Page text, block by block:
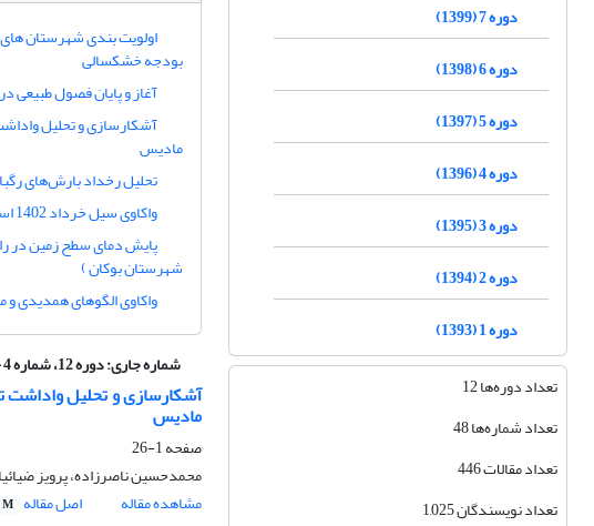
دوره 7 (1399)
دوره 6 (1398)
دوره 5 (1397)
دوره 4 (1396)
دوره 3 (1395)
دوره 2 (1394)
دوره 1 (1393)
تعداد دوره‌ها 12
تعداد شماره‌ها 48
تعداد مقالات 446
تعداد نویسندگان 1,025
اولویت بندی شهرستان
بودجه خشکسالی
آغاز و پایان فصول طبیعی
آشکارسازی و تحلیل
مادیس
تحلیل رخداد بارش‌های
واکاوی سیل خرداد 1402 استان اردبیل با تاکید بر الگوهای سینوپتیکی
پایش دمای سطح زمین در
شهرستان بوکان )
واکاوی الگوهای همدیدی و
شماره جاری:دوره 12، شماره 4 - شماره پیاپی 48، زمستان 1404
آشکارسازی و تحلیل واداشت
مادیس
صفحه1-26
محمدحسین ناصرزاده، پرویز
مشاهده مقاله
اصل مقاله